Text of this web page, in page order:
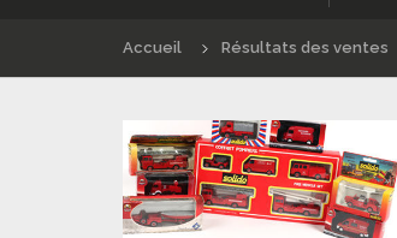
Accueil Résultats des ventes